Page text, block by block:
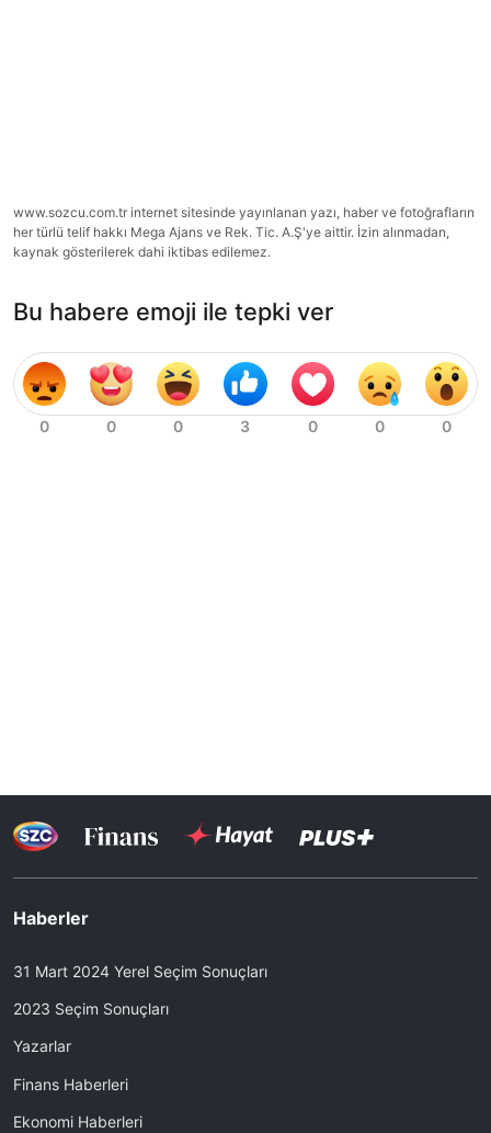
www.sozcu.com.tr internet sitesinde yayınlanan yazı, haber ve fotoğrafların
her türlü telif hakkı Mega Ajans ve Rek. Tic. A.Ş'ye aittir. İzin alınmadan,
kaynak gösterilerek dahi iktibas edilemez.
Bu habere emoji ile tepki ver
Haberler
31 Mart 2024 Yerel Seçim Sonuçları
2023 Seçim Sonuçları
Yazarlar
Finans Haberleri
Ekonomi Haberleri